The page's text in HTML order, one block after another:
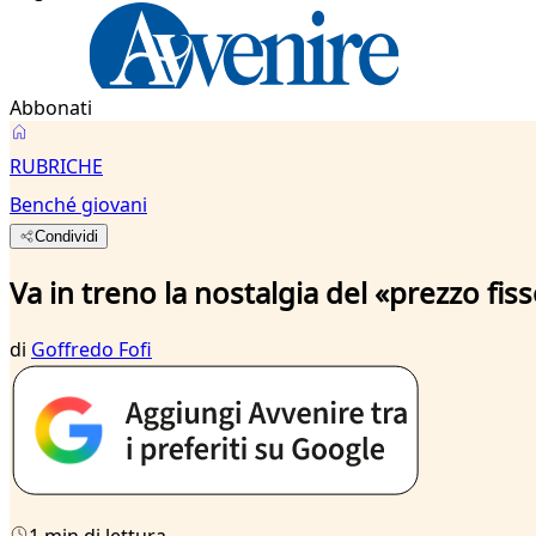
Abbonati
RUBRICHE
Benché giovani
Condividi
Va in treno la nostalgia del «prezzo
di Goffredo Fofi